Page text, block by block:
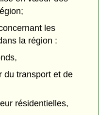
les
la région :
du transport et de
résidentielles,